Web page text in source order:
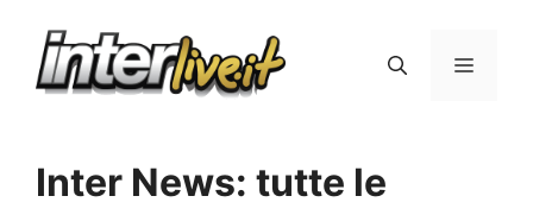
Menu
Inter News: tutte le